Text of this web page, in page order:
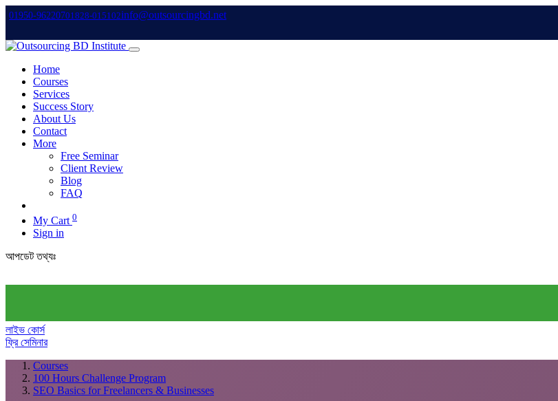
01950-96220701828-015102info@outsourcingbd.net
Home
Courses
Services
Success Story
About Us
Contact
More
Free Seminar
Client Review
Blog
FAQ
My Cart 0
Sign in
আপডেট তথ্যঃ
লাইভ কোর্স
ফ্রি সেমিনার
Courses
100 Hours Challenge Program
SEO Basics for Freelancers & Businesses